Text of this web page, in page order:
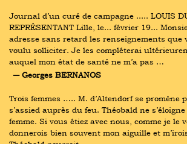
Journal d’un curé de campagne ..... LOUIS
REPRÉSENTANT Lille, le... février 19...
adresse sans retard les renseignements que
voulu solliciter. Je les compléterai
auquel mon état de santé ne m’a pas …
― Georges BERNANOS
Trois femmes ….. M. d’Altendorf se promène
s’assied auprès du feu. Théobald ne
femme. Si vous étiez avec nous, comme je le
donnerois bien souvent mon aiguille et